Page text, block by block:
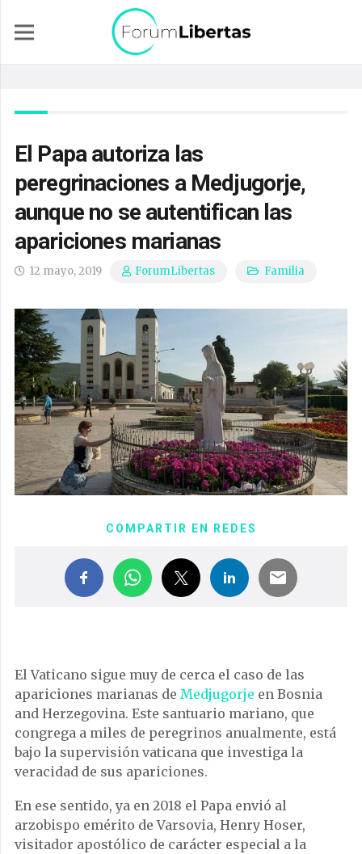
El Papa autoriza las
peregrinaciones a Medjugorje,
aunque no se autentifican las
apariciones marianas
12 mayo, 2019 ForumLibertas Familia
COMPARTIR EN REDES
El Vaticano sigue muy de cerca el caso de las
apariciones marianas de Medjugorje en Bosnia
and Herzegovina. Este santuario mariano, que
congrega a miles de peregrinos anualmente, está
bajo la supervisión vaticana que investiga la
veracidad de sus apariciones.
En ese sentido, ya en 2018 el Papa envió al
arzobispo emérito de Varsovia, Henry Hoser,
visitador apostólico de carácter especial a la